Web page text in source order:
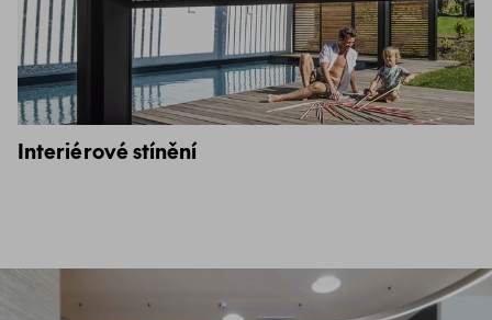
Interiérové stínění